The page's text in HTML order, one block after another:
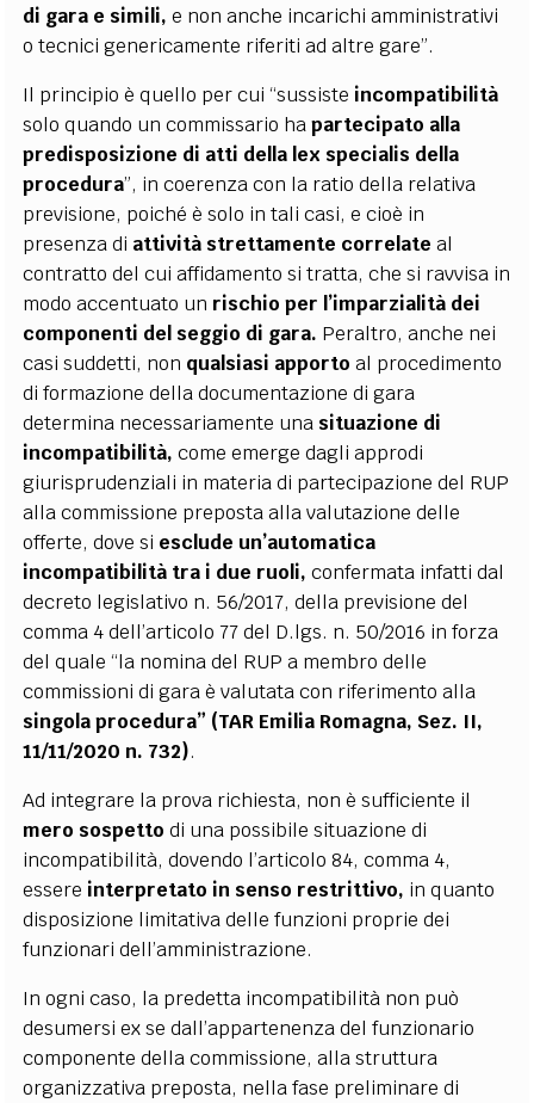
di gara e simili, e non anche incarichi amministrativi
o tecnici genericamente riferiti ad altre gare”.
Il principio è quello per cui “sussiste incompatibilità
solo quando un commissario hapartecipato alla
predisposizione di atti della lex specialis della
procedura”, in coerenza con la ratio della relativa
previsione, poiché è solo in tali casi, e cioè in
presenza di attività strettamente correlate al
contratto del cui affidamento si tratta, che si ravvisa in
modo accentuato un rischio per l’imparzialità dei
componenti del seggio di gara. Peraltro, anche nei
casi suddetti, non qualsiasi apporto al procedimento
di formazione della documentazione di gara
determina necessariamente una situazione di
incompatibilità, come emerge dagli approdi
giurisprudenziali in materia di partecipazione del RUP
alla commissione preposta alla valutazione delle
offerte, dove si esclude un’automatica
incompatibilità tra i due ruoli, confermata infatti dal
decreto legislativo n. 56/2017, della previsione del
comma 4 dell’articolo 77 del D.lgs. n. 50/2016 in forza
del quale “la nomina del RUP a membro delle
commissioni di gara è valutata con riferimento alla
singola procedura” (TAR Emilia Romagna, Sez. II,
11/11/2020 n. 732).
Ad integrare la prova richiesta, non è sufficiente il
mero sospetto di una possibile situazione di
incompatibilità, dovendo l’articolo 84, comma 4,
essere interpretato in senso restrittivo, in quanto
disposizione limitativa delle funzioni proprie dei
funzionari dell’amministrazione.
In ogni caso, la predetta incompatibilità non può
desumersi ex se dall’appartenenza del funzionario
componente della commissione, alla struttura
organizzativa preposta, nella fase preliminare di